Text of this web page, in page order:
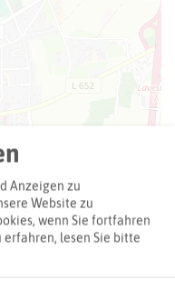
Anzeigen zu
Website zu
wenn Sie fortfahren
erfahren, lesen Sie bitte